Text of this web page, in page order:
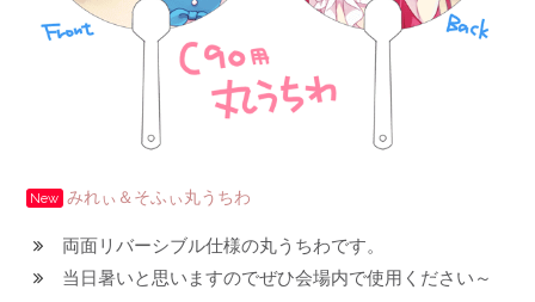
New みれぃ＆そふぃ丸うちわ
両面リバーシブル仕様の丸うちわです。
当日暑いと思いますのでぜひ会場内で使用ください～